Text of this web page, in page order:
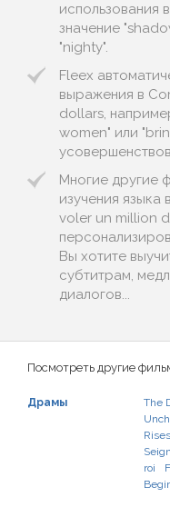
использования
значение
"nighty".
Fleex
выражения в
dollars,
women" или
Многие другие
изучения
voler un million
Вы хотите
субтитрам,
диалогов...
Посмотреть другие
Драмы The
Rises
roi